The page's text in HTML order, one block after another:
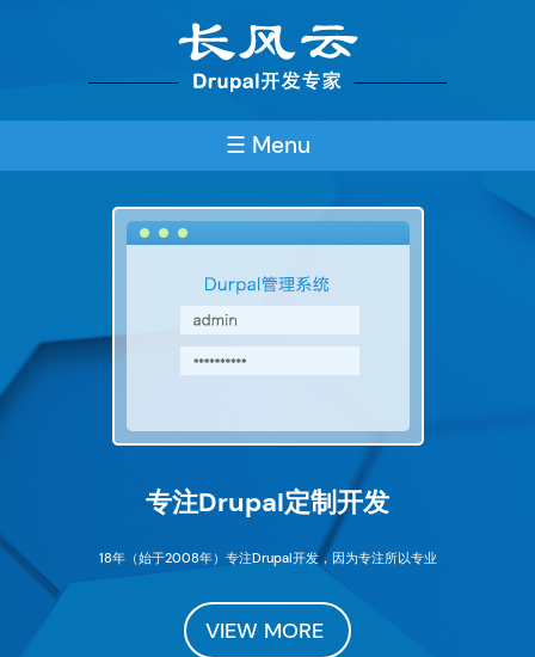
☰ Menu
专注Drupal定制开发
18年（始于2008年）专注Drupal开发，因为专注所以专业
VIEW MORE